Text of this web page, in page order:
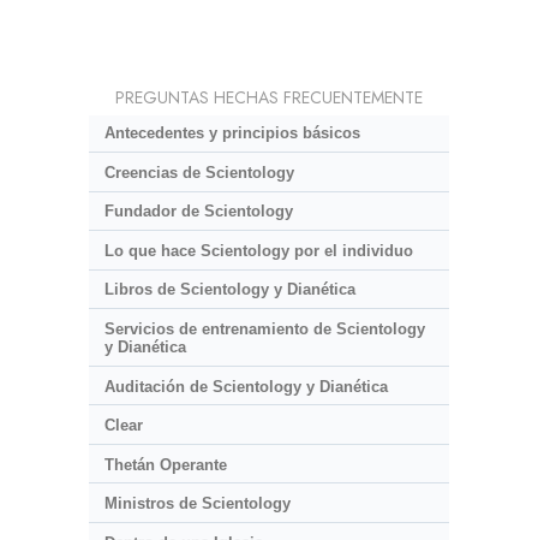
PREGUNTAS HECHAS FRECUENTEMENTE
Antecedentes y principios básicos
Creencias de Scientology
Fundador de Scientology
Lo que hace Scientology por el individuo
Libros de Scientology y Dianética
Servicios de entrenamiento de Scientology
y Dianética
Auditación de Scientology y Dianética
Clear
Thetán Operante
Ministros de Scientology